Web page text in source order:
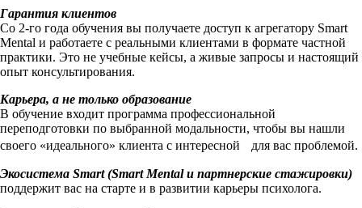
Гарантия клиентов
Со 2-го года обучения вы получаете доступ к агрегатору Smart
Mental и работаете с реальными клиентами в формате частной
практики. Это не учебные кейсы, а живые запросы и настоящий
опыт консультирования.
Карьера, а не только образование
В обучение входит программа профессиональной
переподготовки по выбранной модальности, чтобы вы нашли
своего «идеального» клиента с интересной для вас проблемой.
Экосистема Smart (Smart Mental и партнерские стажировки)
поддержит вас на старте и в развитии карьеры психолога.